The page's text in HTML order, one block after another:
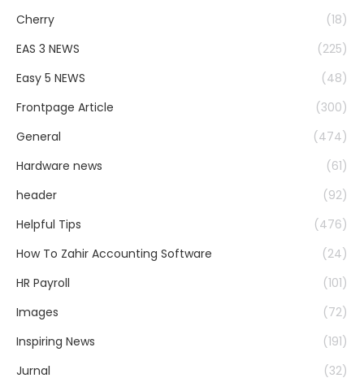
Cherry
(18)
EAS 3 NEWS
(225)
Easy 5 NEWS
(48)
Frontpage Article
(300)
General
(474)
Hardware news
(61)
header
(92)
Helpful Tips
(476)
How To Zahir Accounting Software
(24)
HR Payroll
(101)
Images
(72)
Inspiring News
(191)
Jurnal
(32)